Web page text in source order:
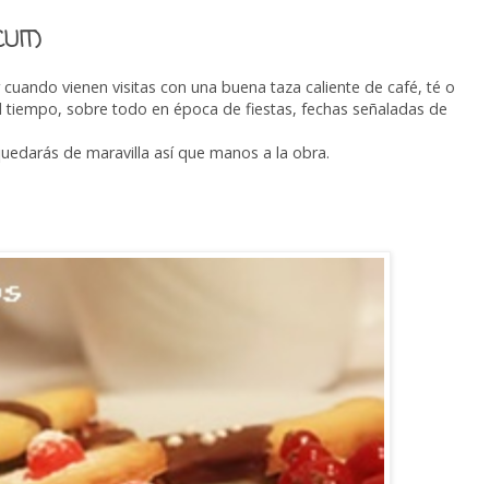
vienen visitas con una buena taza caliente de café, té o
sobre todo en época de fiestas, fechas señaladas de
de maravilla así que manos a la obra.